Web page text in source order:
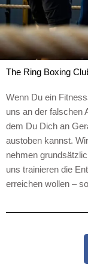
The Ring Boxing
Wenn Du ein
uns an der falschen
dem Du Dich an
austoben kannst.
nehmen
uns trainieren die
erreichen wollen –